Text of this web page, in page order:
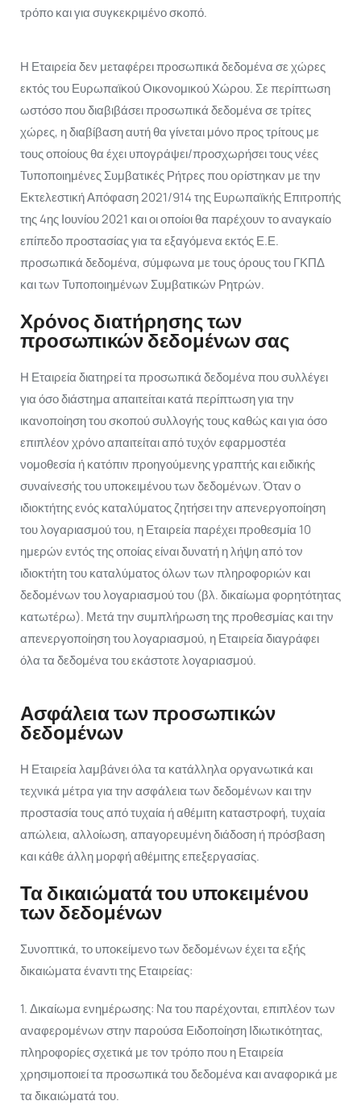
τρόπο και για συγκεκριμένο σκοπό.
Η Εταιρεία δεν μεταφέρει προσωπικά δεδομένα σε χώρες
εκτός του Ευρωπαϊκού Οικονομικού Χώρου. Σε περίπτωση
ωστόσο που διαβιβάσει προσωπικά δεδομένα σε τρίτες
χώρες, η διαβίβαση αυτή θα γίνεται μόνο προς τρίτους με
τους οποίους θα έχει υπογράψει/προσχωρήσει τους νέες
Τυποποιημένες Συμβατικές Ρήτρες που ορίστηκαν με την
Εκτελεστική Απόφαση 2021/914 της Ευρωπαϊκής Επιτροπής
της 4ης Ιουνίου 2021 και οι οποίοι θα παρέχουν το αναγκαίο
επίπεδο προστασίας για τα εξαγόμενα εκτός Ε.Ε.
προσωπικά δεδομένα, σύμφωνα με τους όρους του ΓΚΠΔ
και των Τυποποιημένων Συμβατικών Ρητρών.
Χρόνος διατήρησης των
προσωπικών δεδομένων σας
Η Εταιρεία διατηρεί τα προσωπικά δεδομένα που συλλέγει
για όσο διάστημα απαιτείται κατά περίπτωση για την
ικανοποίηση του σκοπού συλλογής τους καθώς και για όσο
επιπλέον χρόνο απαιτείται από τυχόν εφαρμοστέα
νομοθεσία ή κατόπιν προηγούμενης γραπτής και ειδικής
συναίνεσής του υποκειμένου των δεδομένων. Όταν ο
ιδιοκτήτης ενός καταλύματος ζητήσει την απενεργοποίηση
του λογαριασμού του, η Εταιρεία παρέχει προθεσμία 10
ημερών εντός της οποίας είναι δυνατή η λήψη από τον
ιδιοκτήτη του καταλύματος όλων των πληροφοριών και
δεδομένων του λογαριασμού του (βλ. δικαίωμα φορητότητας
κατωτέρω). Μετά την συμπλήρωση της προθεσμίας και την
απενεργοποίηση του λογαριασμού, η Εταιρεία διαγράφει
όλα τα δεδομένα του εκάστοτε λογαριασμού.
Ασφάλεια των προσωπικών
δεδομένων
Η Εταιρεία λαμβάνει όλα τα κατάλληλα οργανωτικά και
τεχνικά μέτρα για την ασφάλεια των δεδομένων και την
προστασία τους από τυχαία ή αθέμιτη καταστροφή, τυχαία
απώλεια, αλλοίωση, απαγορευμένη διάδοση ή πρόσβαση
και κάθε άλλη μορφή αθέμιτης επεξεργασίας.
Τα δικαιώματά του υποκειμένου
των δεδομένων
Συνοπτικά, το υποκείμενο των δεδομένων έχει τα εξής
δικαιώματα έναντι της Εταιρείας:
1. Δικαίωμα ενημέρωσης: Να του παρέχονται, επιπλέον των
αναφερομένων στην παρούσα Ειδοποίηση Ιδιωτικότητας,
πληροφορίες σχετικά με τον τρόπο που η Εταιρεία
χρησιμοποιεί τα προσωπικά του δεδομένα και αναφορικά με
τα δικαιώματά του.